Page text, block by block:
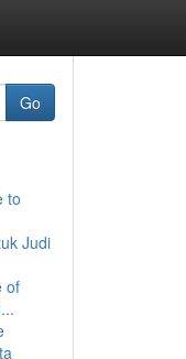
Go
to
Judi
of